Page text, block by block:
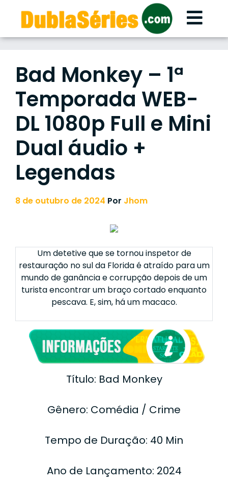
content
Bad Monkey – 1ª
Temporada WEB-
DL 1080p Full e Mini
Dual áudio +
Legendas
8 de outubro de 2024 Por Jhom
Um detetive que se tornou inspetor de
restauração no sul da Florida é atraído para um
mundo de ganância e corrupção depois de um
turista encontrar um braço cortado enquanto
pescava. E, sim, há um macaco.
Título: Bad Monkey
Gênero: Comédia / Crime
Tempo de Duração: 40 Min
Ano de Lançamento: 2024